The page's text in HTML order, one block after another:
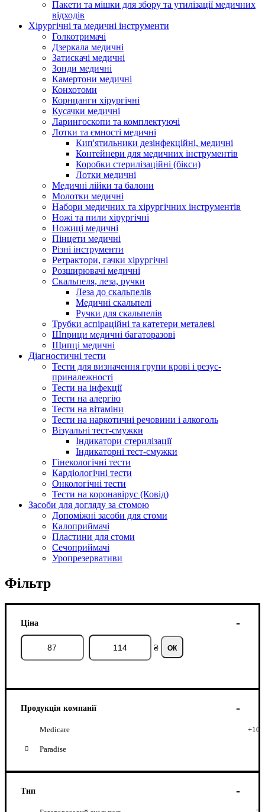
Пакети та мішки для збору та утилізації медичних
відходів
Хірургічні та медичні інструменти
Голкотримачі
Дзеркала медичні
Затискачі медичні
Зонди медичні
Камертони медичні
Конхотоми
Корнцанги хірургічні
Кусачки медичні
Ларингоскопи та комплектуючі
Лотки та ємності медичні
Кип'ятильники дезінфекційні, медичні
Контейнери для медичних інструментів
Коробки стерилізаційні (бікси)
Лотки медичні
Медичні лійки та балони
Молотки медичні
Набори медичних та хірургічних інструментів
Ножі та пили хірургічні
Ножиці медичні
Пінцети медичні
Різні інструменти
Ретрактори, гачки хірургічні
Розширювачі медичні
Скальпеля, леза, ручки
Леза до скальпелів
Медичні скальпелі
Ручки для скальпелів
Трубки аспіраційні та катетери металеві
Шприци медичні багаторазові
Щипці медичні
Діагностичні тести
Тести для визначення групи крові і резус-
приналежності
Тести на інфекції
Тести на алергію
Тести на вітаміни
Тести на наркотичні речовини і алкоголь
Візуальні тест-смужки
Індикатори стерилізації
Індикаторні тест-смужки
Гінекологічні тести
Кардіологічні тести
Онкологічні тести
Тести на коронавірус (Ковід)
Засоби для догляду за стомою
Допоміжні засоби для стоми
Калоприймачі
Пластини для стоми
Сечоприймачі
Уропрезервативи
Фільтр
Ціна
₴ ОК
Продукція компанії
Medicare +10
Paradise
Тип